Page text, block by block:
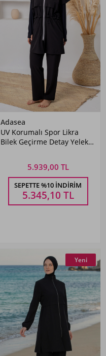
Adasea
UV Korumalı Spor Likra
Bilek Geçirme Detay Yelekli
5.939,00 TL
SEPETTE %10 İNDIRIM
5.345,10 TL
Yeni